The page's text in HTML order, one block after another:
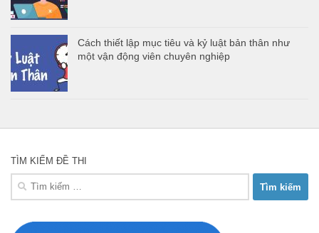
Cách thiết lập mục tiêu và kỷ luật bản thân như
một vận động viên chuyên nghiệp
TÌM KIẾM ĐỀ THI
Tìm
kiếm